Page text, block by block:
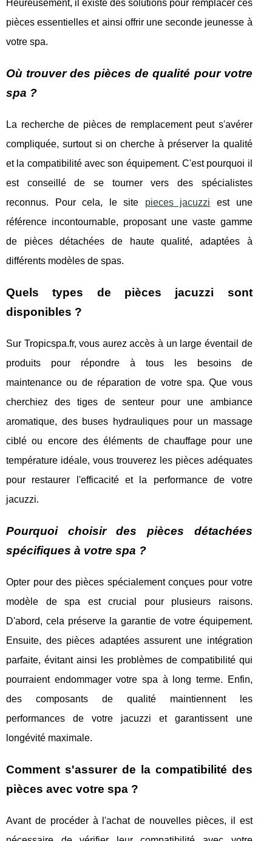
Heureusement, il existe des solutions pour remplacer ces
pièces essentielles et ainsi offrir une seconde jeunesse à
votre spa.
Où trouver des pièces de qualité pour votre
spa ?
La recherche de pièces de remplacement peut s'avérer
compliquée, surtout si on cherche à préserver la qualité
et la compatibilité avec son équipement. C'est pourquoi il
est conseillé de se tourner vers des spécialistes
reconnus. Pour cela, le site pieces jacuzzi est une
référence incontournable, proposant une vaste gamme
de pièces détachées de haute qualité, adaptées à
différents modèles de spas.
Quels types de pièces jacuzzi sont
disponibles ?
Sur Tropicspa.fr, vous aurez accès à un large éventail de
produits pour répondre à tous les besoins de
maintenance ou de réparation de votre spa. Que vous
cherchiez des tiges de senteur pour une ambiance
aromatique, des buses hydrauliques pour un massage
ciblé ou encore des éléments de chauffage pour une
température idéale, vous trouverez les pièces adéquates
pour restaurer l'efficacité et la performance de votre
jacuzzi.
Pourquoi choisir des pièces détachées
spécifiques à votre spa ?
Opter pour des pièces spécialement conçues pour votre
modèle de spa est crucial pour plusieurs raisons.
D'abord, cela préserve la garantie de votre équipement.
Ensuite, des pièces adaptées assurent une intégration
parfaite, évitant ainsi les problèmes de compatibilité qui
pourraient endommager votre spa à long terme. Enfin,
des composants de qualité maintiennent les
performances de votre jacuzzi et garantissent une
longévité maximale.
Comment s'assurer de la compatibilité des
pièces avec votre spa ?
Avant de procéder à l'achat de nouvelles pièces, il est